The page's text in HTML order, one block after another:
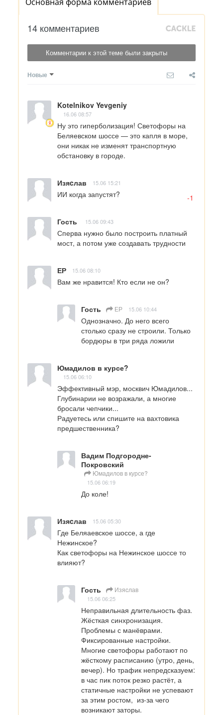
14 комментариев
Комментарии к этой теме были закрыты
Новые
Kotelnikov Yevgeniy
16.06 08:57
Ну это гиперболизация! Светофоры на
Беляевском шоссе — это капля в море,
они никак не изменят транспортную
обстановку в городе.
Изяcлав 15.06 15:21
ИИ когда запустят? -1
Гость 15.06 09:43
Сперва нужно было построить платный
мост, а потом уже создавать трудности
ЕР 15.06 08:10
Вам же нравится! Кто если не он?
Гость ЕР 15.06 10:44
Однозначно. До него всего
столько сразу не строили. Только
бордюры в три ряда ложили
Юмадилов в курсе?
15.06 06:10
Эффективный мэр, москвич Юмадилов...
Глубинарии не возражали, а многие
бросали чепчики...
Радуетесь или спишите на вахтовика
предшественника?
Вадим Подгородне-
Покровский
Юмадилов в курсе?
15.06 06:19
До коле!
Изяcлав 15.06 05:30
Где Беляаевское шоссе, а где
Нежинское?
Как светофоры на Нежинское шоссе то
влияют?
Гость Изяcлав
15.06 06:25
Неправильная длительность фаз.
Жёсткая синхронизация.
Проблемы с манёврами.
Фиксированные настройки.
Многие светофоры работают по
жёсткому расписанию (утро, день,
вечер). Но трафик непредсказуем:
в час пик поток резко растёт, а
статичные настройки не успевают
за этим ростом,  из-за чего
возникают заторы.